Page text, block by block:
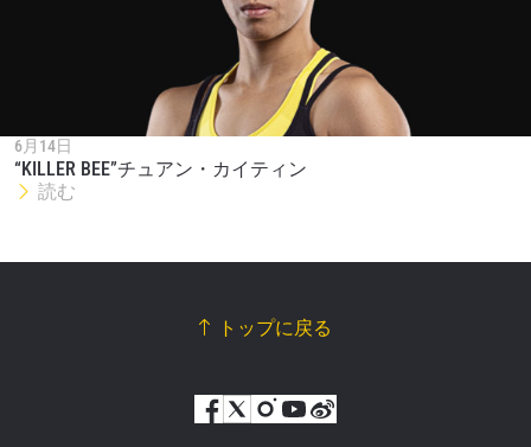
6月14日
“KILLER BEE”チュアン・カイティン
読む
トップに戻る